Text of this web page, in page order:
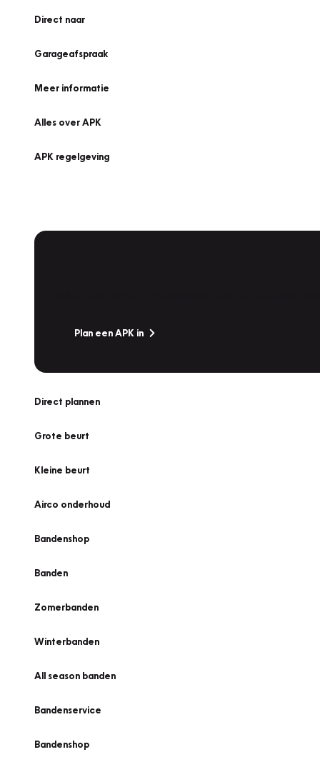
Direct naar
Garageafspraak
Meer informatie
Alles over APK
APK regelgeving
Plan een APK in
Direct plannen
Grote beurt
Kleine beurt
Airco onderhoud
Bandenshop
Banden
Zomerbanden
Winterbanden
All season banden
Bandenservice
Bandenshop